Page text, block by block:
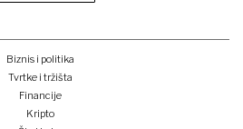
Biznis i politika
Tvrtke i tržišta
Financije
Kripto